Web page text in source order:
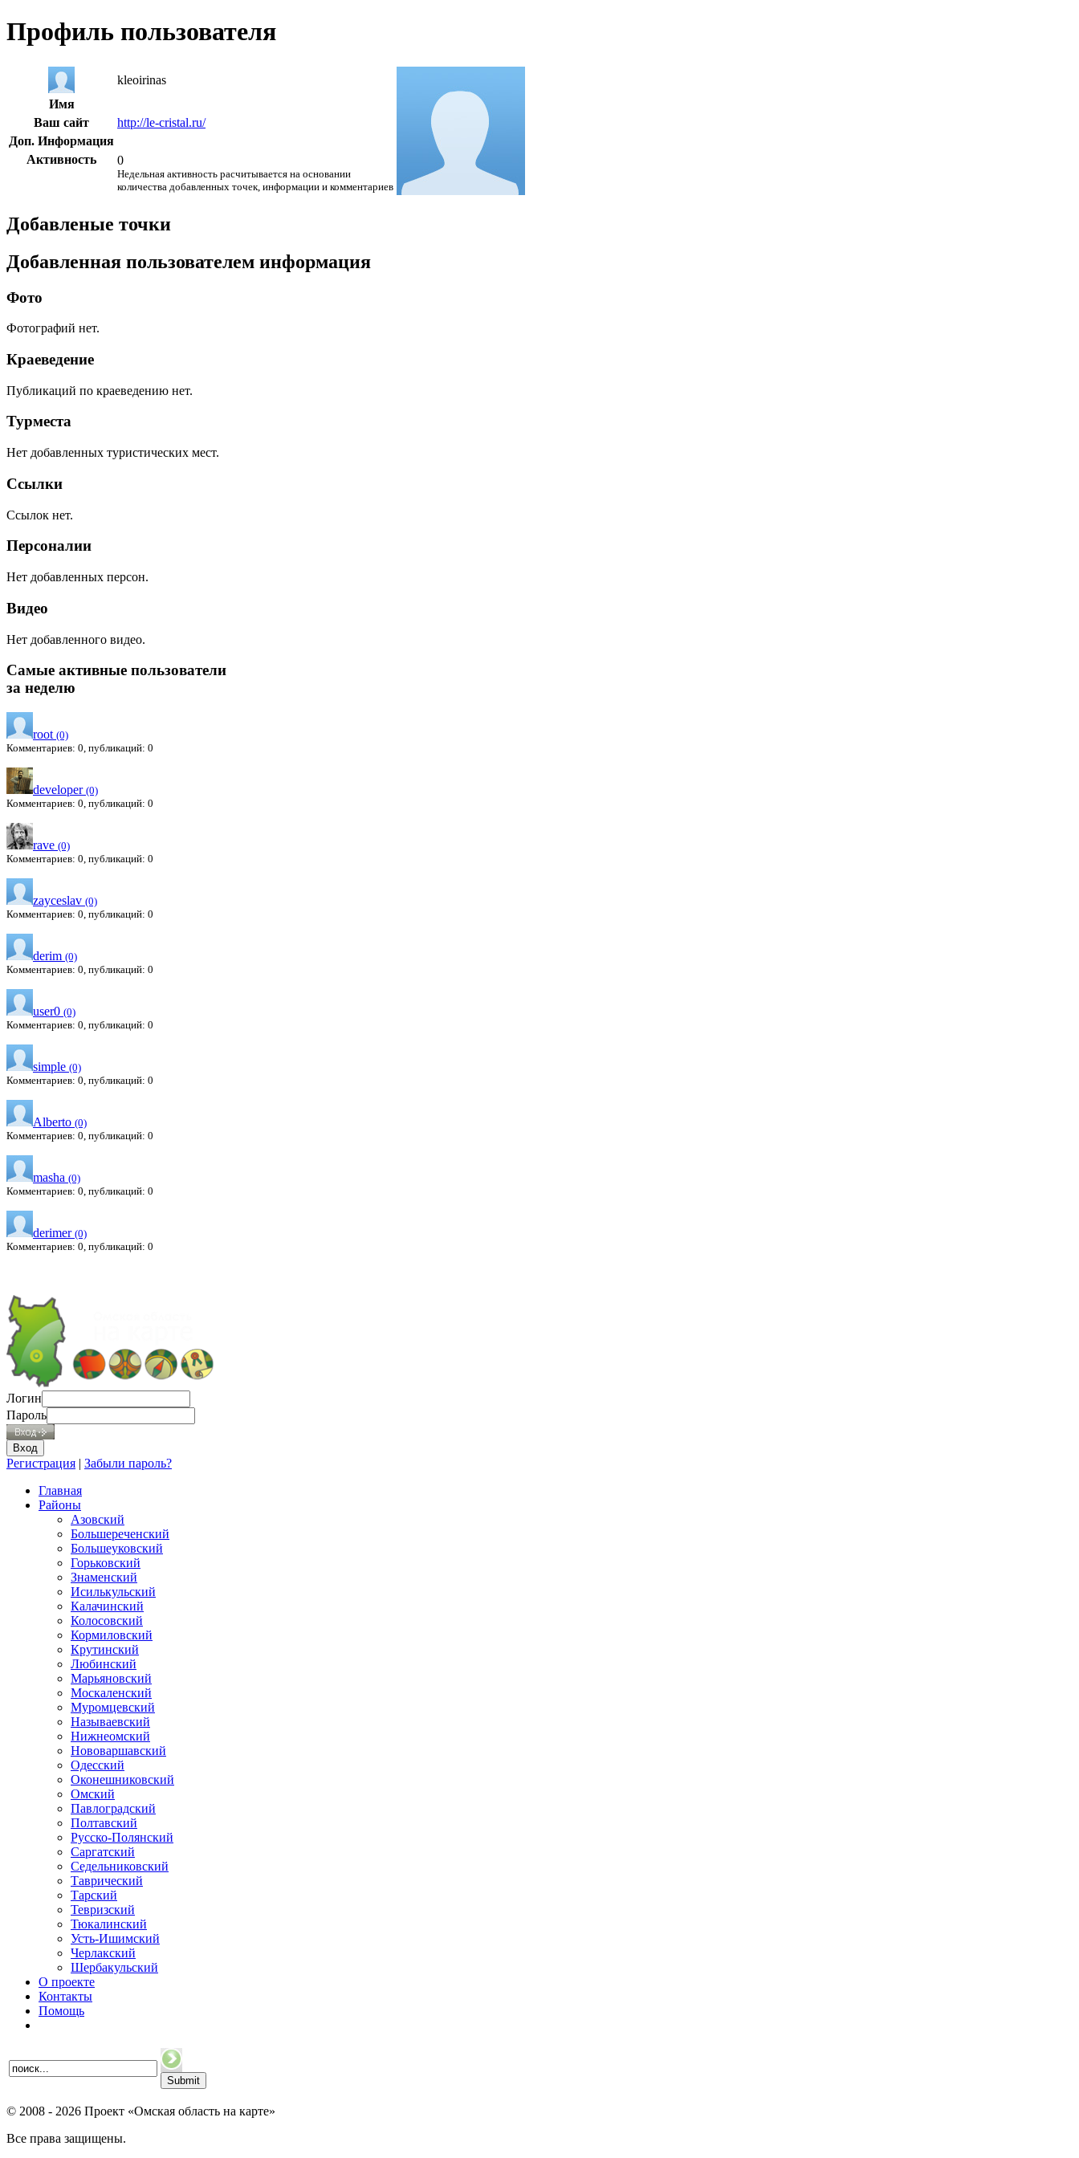
Профиль пользователя
kleoirinas
Имя
Ваш сайт
http://le-cristal.ru/
Доп. Информация
Активность
0
Недельная активность расчитывается на основании
количества добавленных точек, информации и комментариев
Добавленые точки
Добавленная пользователем информация
Фото
Фотографий нет.
Краеведение
Публикаций по краеведению нет.
Турместа
Нет добавленных туристических мест.
Ссылки
Ссылок нет.
Персоналии
Нет добавленных персон.
Видео
Нет добавленного видео.
Самые активные пользователи
за неделю
root (0)
Комментариев: 0, публикаций: 0
developer (0)
Комментариев: 0, публикаций: 0
rave (0)
Комментариев: 0, публикаций: 0
zayceslav (0)
Комментариев: 0, публикаций: 0
derim (0)
Комментариев: 0, публикаций: 0
user0 (0)
Комментариев: 0, публикаций: 0
simple (0)
Комментариев: 0, публикаций: 0
Alberto (0)
Комментариев: 0, публикаций: 0
masha (0)
Комментариев: 0, публикаций: 0
derimer (0)
Комментариев: 0, публикаций: 0
Логин
Пароль
Регистрация | Забыли пароль?
Главная
Районы
Азовский
Большереченский
Большеуковский
Горьковский
Знаменский
Исилькульский
Калачинский
Колосовский
Кормиловский
Крутинский
Любинский
Марьяновский
Москаленский
Муромцевский
Называевский
Нижнеомский
Нововаршавский
Одесский
Оконешниковский
Омский
Павлоградский
Полтавский
Русско-Полянский
Саргатский
Седельниковский
Таврический
Тарский
Тевризский
Тюкалинский
Усть-Ишимский
Черлакский
Шербакульский
О проекте
Контакты
Помощь
© 2008 - 2026 Проект «Омская область на карте»
Все права защищены.